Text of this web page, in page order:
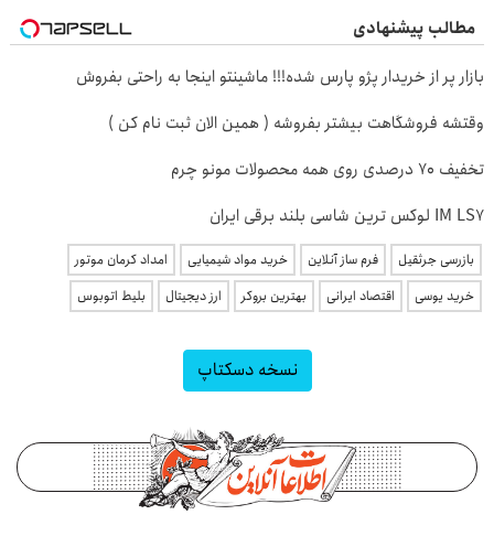
مطالب پیشنهادی
بازار پر از خریدار پژو پارس شده!!! ماشینتو اینجا به راحتی بفروش
وقتشه فروشگاهت بیشتر بفروشه ( همین الان ثبت نام کن )
تخفیف 70 درصدی روی همه محصولات مونو چرم
IM LS7 لوکس ترین شاسی بلند برقی ایران
بازرسی جرثقیل فرم ساز آنلاین خرید مواد شیمیایی
امداد کرمان موتور
خرید یوسی
اقتصاد ایرانی بهترین بروکر ارز دیجیتال بلیط اتوبوس
نسخه دسکتاپ